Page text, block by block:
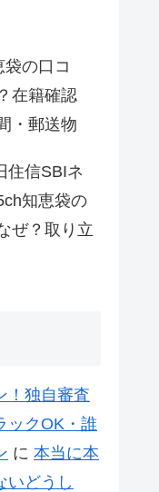
の口コ
在籍確認
・郵送物
住信SBIネ
知恵袋の
ぜ？取り立
！独自審査
ックOK・誰
に 本当に本
いどうし